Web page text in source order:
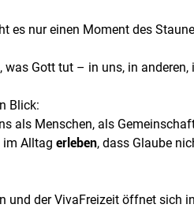
es nur einen Moment des
Gott tut – in uns, in anderen,
Blick:
als Menschen, als
im Alltagerleben, dass Glaube
und der VivaFreizeit öffnet sich